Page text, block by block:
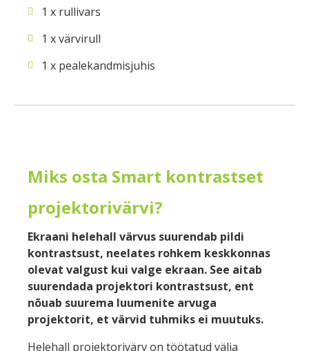
1 x rullivars
1 x värvirull
1 x pealekandmisjuhis
Miks osta Smart kontrastset
projektorivärvi?
Ekraani helehall värvus suurendab pildi
kontrastsust, neelates rohkem keskkonnas
olevat valgust kui valge ekraan. See aitab
suurendada projektori kontrastsust, ent
nõuab suurema luumenite arvuga
projektorit, et värvid tuhmiks ei muutuks.
Helehall projektorivärv on töötatud välja